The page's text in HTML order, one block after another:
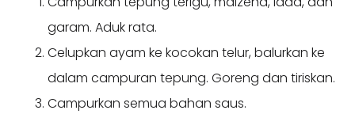
garam. Aduk rata.
Celupkan ayam ke kocokan telur, balurkan ke
dalam campuran tepung. Goreng dan tiriskan.
Campurkan semua bahan saus.